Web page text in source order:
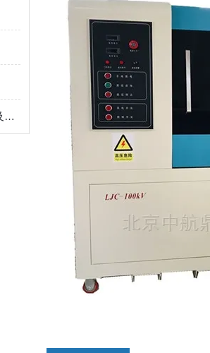
LJC系列击穿电压测试仪使用及维护看这里